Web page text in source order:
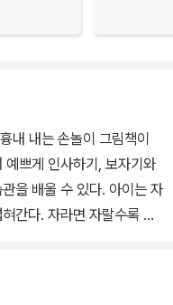
내 내는 손놀이 그림책이
예쁘게 인사하기, 보자기와
을 배울 수 있다. 아이는 자
간다. 자라면 자랄수록 어
있다.